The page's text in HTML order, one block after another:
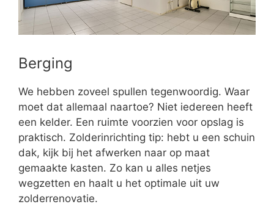
Berging
We hebben zoveel spullen tegenwoordig. Waar
moet dat allemaal naartoe? Niet iedereen heeft
een kelder. Een ruimte voorzien voor opslag is
praktisch. Zolderinrichting tip: hebt u een schuin
dak, kijk bij het afwerken naar op maat
gemaakte kasten. Zo kan u alles netjes
wegzetten en haalt u het optimale uit uw
zolderrenovatie.